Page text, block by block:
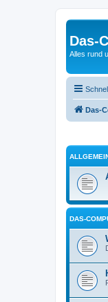
Das-
Alles rund
Das-
DAS-